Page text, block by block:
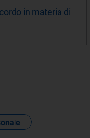
in materia di